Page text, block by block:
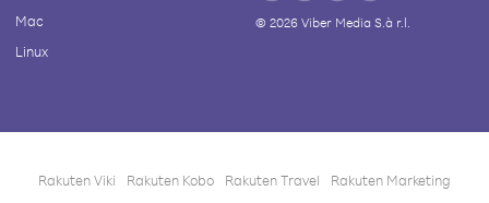
Mac
Linux
© 2026Viber Media S.à r.l.
Rakuten Viki Rakuten Kobo Rakuten Travel Rakuten Marketing